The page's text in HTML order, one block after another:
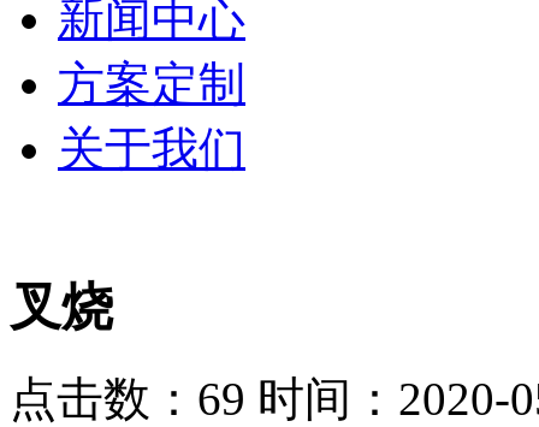
新闻中心
方案定制
关于我们
叉烧
点击数：69 时间：2020-